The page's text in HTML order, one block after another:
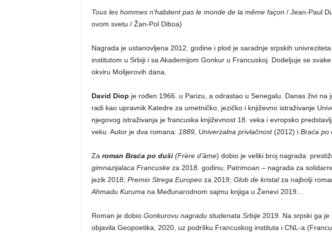
Tous les hommes n’habitent pas le monde de la même façon / Jean-Paul
ovom svetu / Žan-Pol Diboa)
Nagrada je ustanovljena 2012. godine i plod je saradnje srpskih
institutom u Srbiji i sa Akademijom Gonkur u Francuskoj. Dodeljuje se
okviru Molijerovih dana.
David Diop je rođen 1966. u Parizu, a odrastao u Senegalu. Danas živi na
radi kao upravnik Katedre za umetničko, jezičko i književno istraživanje
njegovog istraživanja je francuska književnost 18. veka i evropsko
veku. Autor je dva romana: 1889, Univerzalna privlačnost(2012) i Braća po
Za roman Braća po duši(Frère d’âme) dobio je veliki broj nagrada:
gimnazijalaca Francuskeza 2018. godinu; Patrimoan – nagrada za
jezik 2018; Premio Strega Europeoza 2019; Glob de kristalza najbolji
Ahmadu Kuruma na Međunarodnom sajmu knjiga u Ženevi 2019…
Roman je dobio Gonkurovu nagradu studenata Srbije2019. Na srpski ga je
objavila Geopoetika, 2020, uz podršku Francuskog instituta i CNL-a